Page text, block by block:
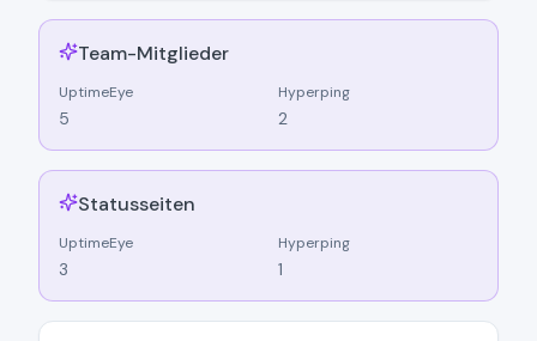
Team-Mitglieder
UptimeEye
5
Hyperping
2
Statusseiten
UptimeEye
3
Hyperping
1